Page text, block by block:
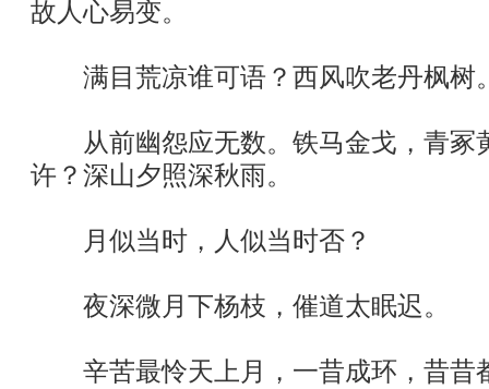
故人心易变。
满目荒凉谁可语？西风吹老丹枫树
从前幽怨应无数。铁马金戈，青冢
许？深山夕照深秋雨。
月似当时，人似当时否？
夜深微月下杨枝，催道太眠迟。
辛苦最怜天上月，一昔成环，昔昔